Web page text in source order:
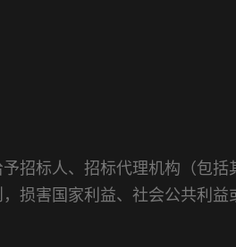
招标人、招标代理机构（包
损害国家利益、社会公共利